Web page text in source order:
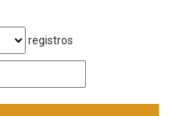
registros